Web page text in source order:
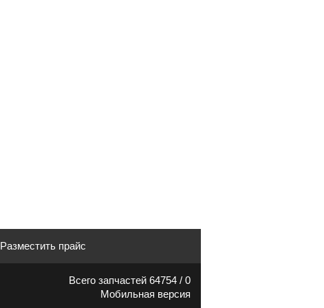
Разместить прайс
Всего запчастей 64754 / 0
Мобильная версия